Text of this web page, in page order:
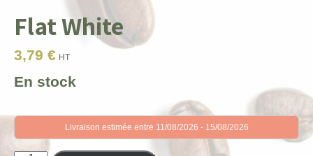
Flat White
3,79 € HT
En stock
Livraison estimée entre 11/08/2026 - 15/08/2026